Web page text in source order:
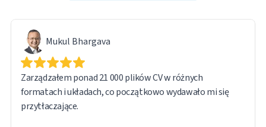
Mukul Bhargava
Zarządzałem ponad 21 000 plików CV w różnych
formatach i układach, co początkowo wydawało mi się
przytłaczające.